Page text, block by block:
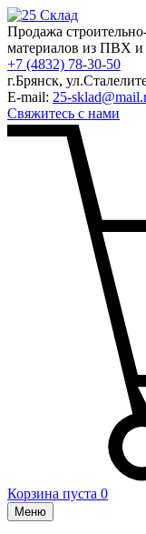
Продажа
материалов из ПВХ и
+7 (4832) 78-30-50
г.Брянск,
E-mail: 25-
Свяжитесь с нами
Корзина пуста 0
Меню